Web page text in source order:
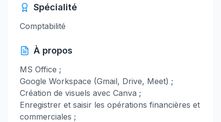
Spécialité
Comptabilité
À propos
MS Office ;
Google Workspace (Gmail, Drive, Meet) ;
Création de visuels avec Canva ;
Enregistrer et saisir les opérations financières et
commerciales ;